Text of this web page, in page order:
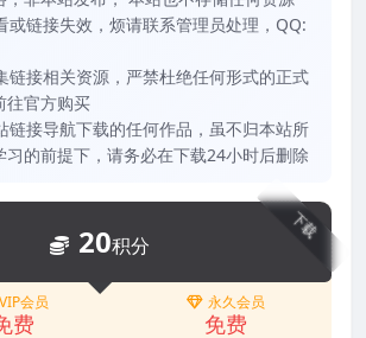
或链接失效，烦请联系管理员处理，QQ:
链接相关资源，严禁杜绝任何形式的正式
往官方购买
链接导航下载的任何作品，虽不归本站所
习的前提下，请务必在下载24小时后删除
下载
20积分
VIP会员
费
永久会员
免费